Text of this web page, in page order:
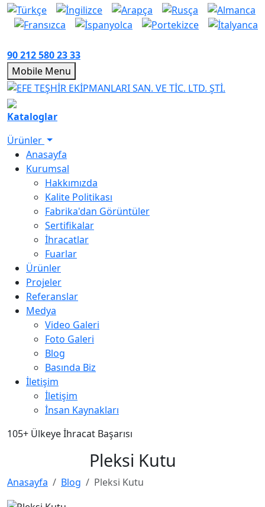
90 212 580 23 33
Mobile Menu
Kataloglar
Ürünler
Anasayfa
Kurumsal
Hakkımızda
Kalite Politikası
Fabrika'dan Görüntüler
Sertifikalar
İhracatlar
Fuarlar
Ürünler
Projeler
Referanslar
Medya
Video Galeri
Foto Galeri
Blog
Basında Biz
İletişim
İletişim
İnsan Kaynakları
105+ Ülkeye İhracat Başarısı
Pleksi Kutu
Anasayfa Blog Pleksi Kutu